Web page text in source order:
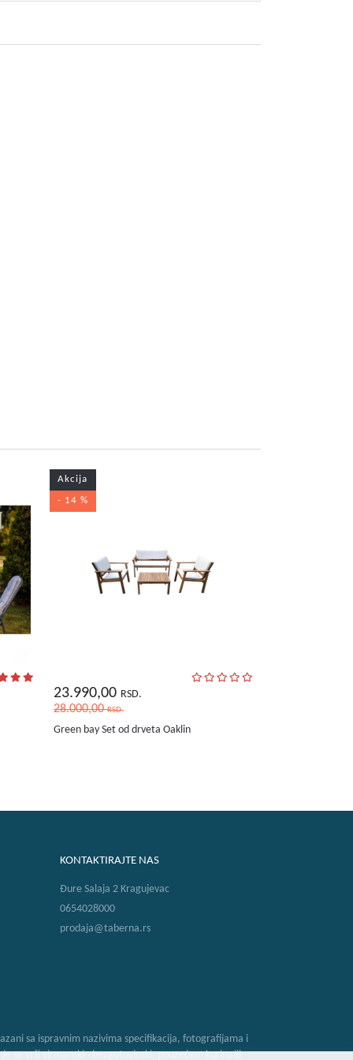
Akcija
- 14 %
23.990,00 RSD.
28.000,00RSD.
Green bay Set od drveta Oaklin
KONTAKTIRAJTE NAS
Đure Salaja 2 Kragujevac
0654028000
prodaja@taberna.rs
sa ispravnim nazivima specifikacija, fotografijama i
se vrši virmanski - bezgotovinski, pouzećem kuriru ili